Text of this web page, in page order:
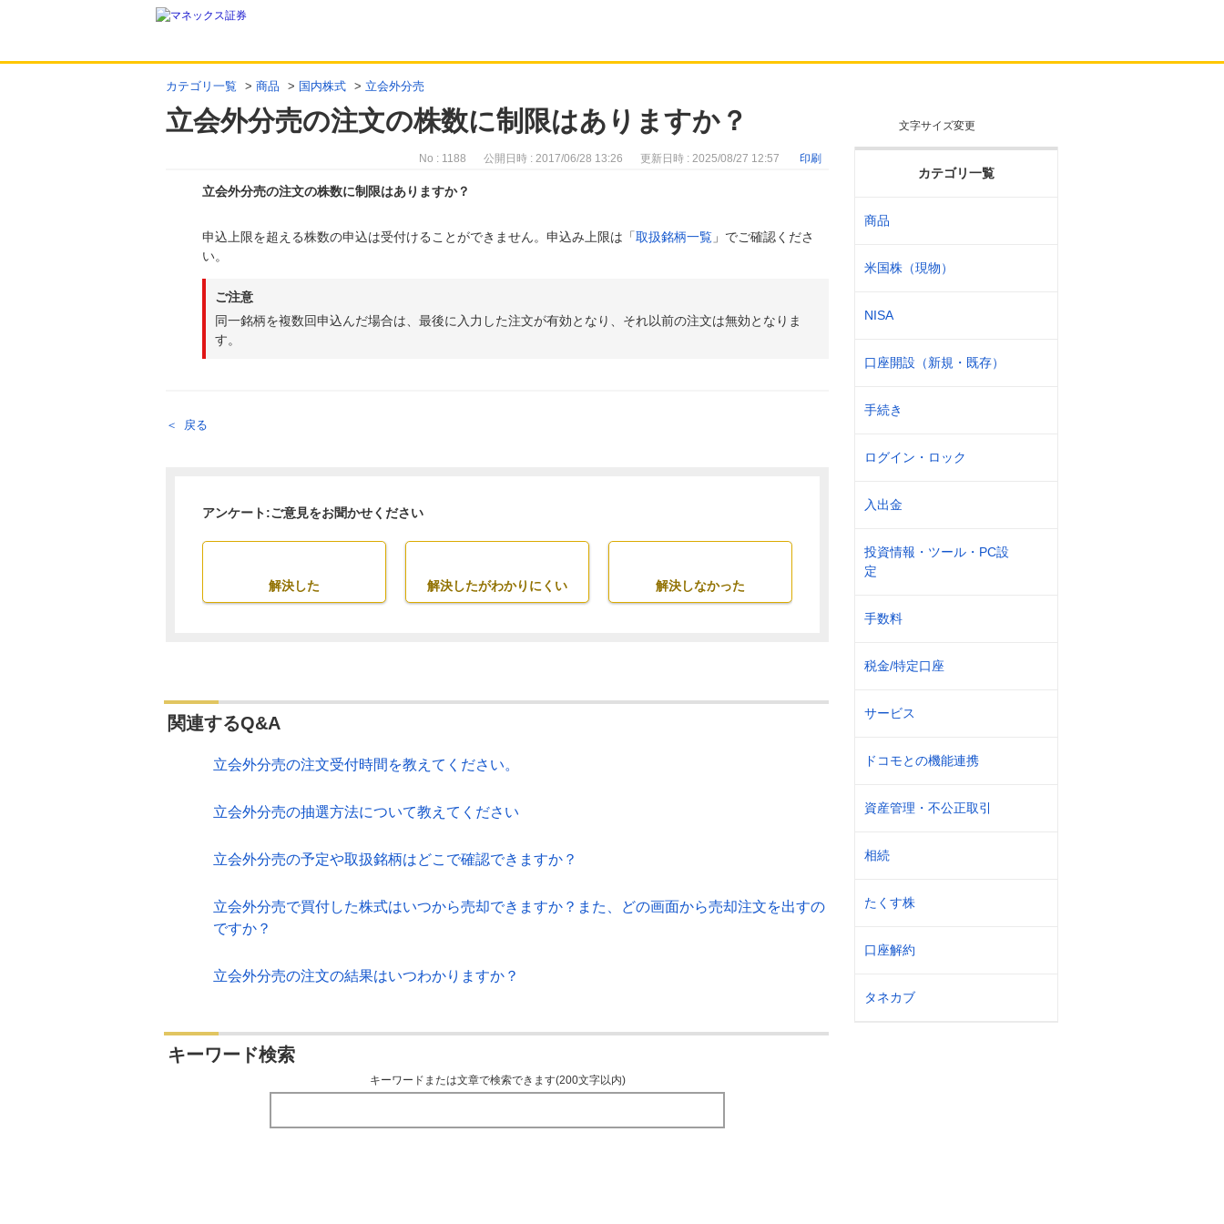
カテゴリ一覧 > 商品 > 国内株式 > 立会外分売
立会外分売の注文の株数に制限はありますか？ 文字サイズ変更
カテゴリ一覧
商品
米国株（現物）
NISA
口座開設（新規・既存）
手続き
ログイン・ロック
入出金
投資情報・ツール・PC設
定
手数料
税金/特定口座
サービス
ドコモとの機能連携
資産管理・不公正取引
相続
たくす株
口座解約
タネカブ
No : 1188 公開日時 : 2017/06/28 13:26 更新日時 : 2025/08/27 12:57 印刷
立会外分売の注文の株数に制限はありますか？
回答
申込上限を超える株数の申込は受付けることができません。申込み上限は「取扱銘柄一覧 」でご確認くださ
い。
ご注意
同一銘柄を複数回申込んだ場合は、最後に入力した注文が有効となり、それ以前の注文は無効となりま
す。
戻る
アンケート:ご意見をお聞かせください
解決した 解決したがわかりにくい 解決しなかった
関連するQ&A
立会外分売の注文受付時間を教えてください。
立会外分売の抽選方法について教えてください
立会外分売の予定や取扱銘柄はどこで確認できますか？
立会外分売で買付した株式はいつから売却できますか？また、どの画面から売却注文を出すの
ですか？
立会外分売の注文の結果はいつわかりますか？
キーワード検索
キーワードまたは文章で検索できます(200文字以内)